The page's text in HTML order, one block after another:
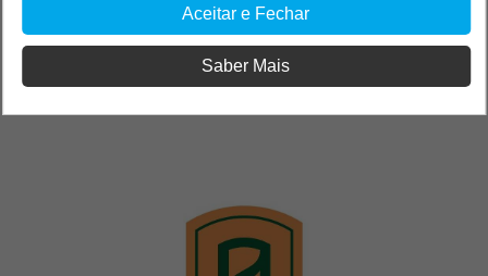
PUB
Aceitar e Fechar
Saber Mais